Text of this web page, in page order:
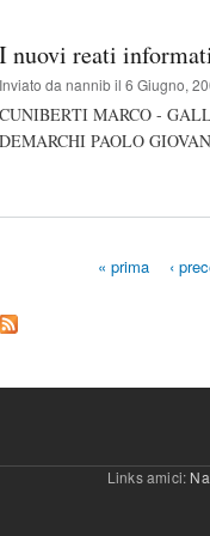
I nuovi reati
Inviato da nannibil 6 Giugno,
CUNIBERTI MARCO -
DEMARCHI PAOLO
« prima ‹
Links amici: